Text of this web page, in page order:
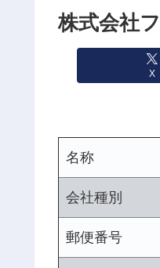
株式会社
X
名称
会社種別
郵便番号